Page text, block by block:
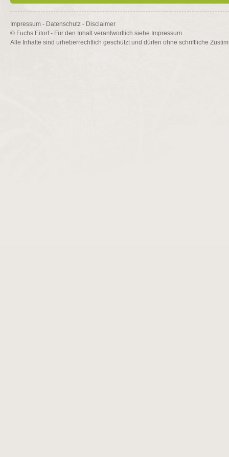
Impressum - Datenschutz - Disclaimer
© Fuchs Eitorf - Für den Inhalt verantwortlich siehe Impressum
Alle Inhalte sind urheberrechtlich geschützt und dürfen ohne schriftliche